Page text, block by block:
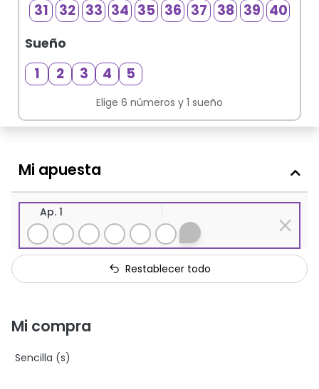
31
32 33 34 35 36 37 38 39 40
Sueño
1 2 3 4 5
Elige 6 números y 1 sueño
Mi apuesta
Ap. 1
Restablecer todo
Mi compra
Sencilla (s)